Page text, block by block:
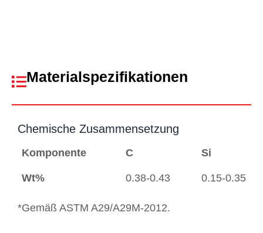
Materialspezifikationen
Chemische Zusammensetzung
Komponente C Si
Wt% 0.38-0.43 0.15-0.35
*Gemäß ASTM A29/A29M-2012.